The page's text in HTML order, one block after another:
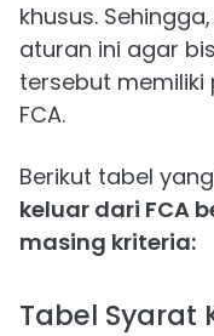
khusus.
aturan ini agar
tersebut memiliki
FCA.
Berikut tabel
keluar dari FCA
masing kriteria:
Tabel Syarat